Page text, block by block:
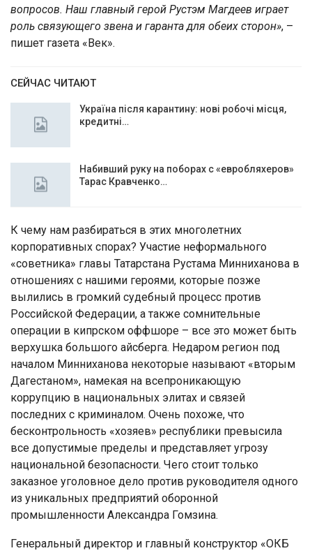
вопросов. Наш главный герой Рустэм Магдеев играет
роль связующего звена и гаранта для обеих сторон», –
пишет газета «Век».
СЕЙЧАС ЧИТАЮТ
Україна після карантину: нові робочі місця,
кредитні…
Набивший руку на поборах с «евробляхеров»
Тарас Кравченко…
К чему нам разбираться в этих многолетних
корпоративных спорах? Участие неформального
«советника» главы Татарстана Рустама Минниханова в
отношениях с нашими героями, которые позже
вылились в громкий судебный процесс против
Российской Федерации, а также сомнительные
операции в кипрском оффшоре – все это может быть
верхушка большого айсберга. Недаром регион под
началом Минниханова некоторые называют «вторым
Дагестаном», намекая на всепроникающую
коррупцию в национальных элитах и связей
последних с криминалом. Очень похоже, что
бесконтрольность «хозяев» республики превысила
все допустимые пределы и представляет угрозу
национальной безопасности. Чего стоит только
заказное уголовное дело против руководителя одного
из уникальных предприятий оборонной
промышленности Александра Гомзина.
Генеральный директор и главный конструктор «ОКБ